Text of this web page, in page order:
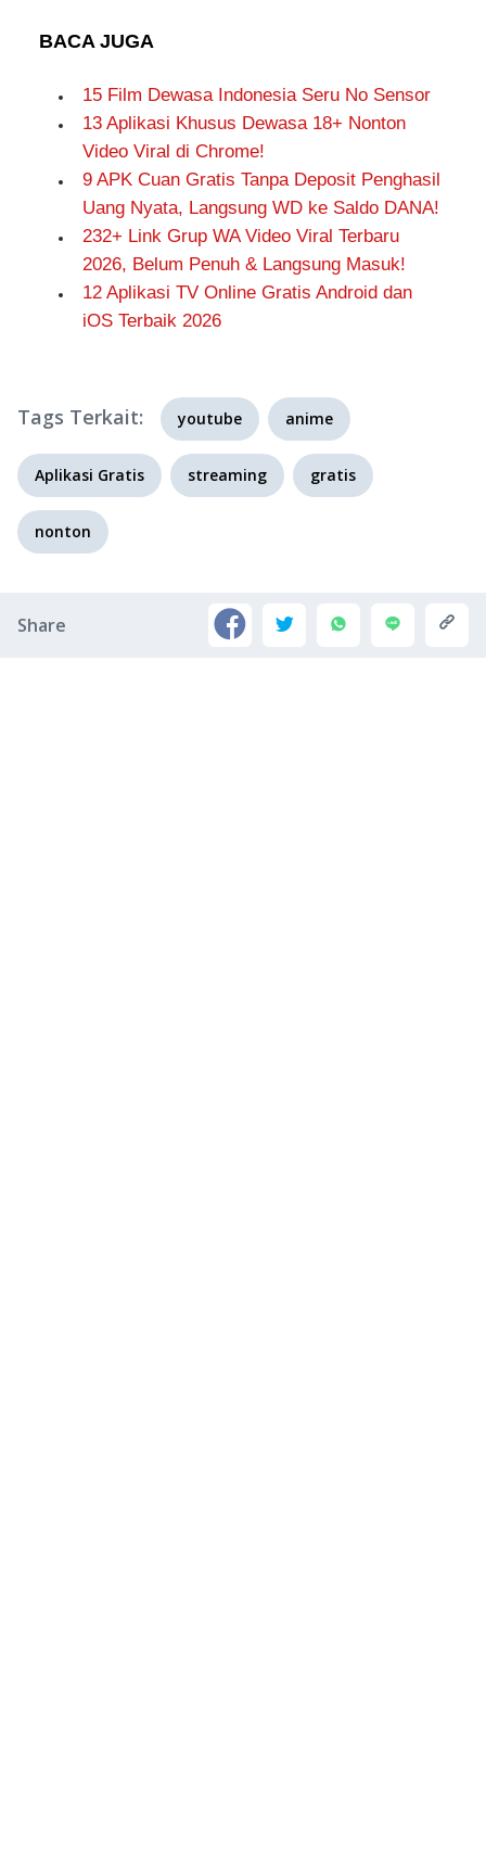
BACA JUGA
15 Film Dewasa Indonesia Seru No Sensor
13 Aplikasi Khusus Dewasa 18+ Nonton
Video Viral di Chrome!
9 APK Cuan Gratis Tanpa Deposit Penghasil
Uang Nyata, Langsung WD ke Saldo DANA!
232+ Link Grup WA Video Viral Terbaru
2026, Belum Penuh & Langsung Masuk!
12 Aplikasi TV Online Gratis Android dan
iOS Terbaik 2026
Tags Terkait: youtube anime
Aplikasi Gratis streaming gratis
nonton
Share